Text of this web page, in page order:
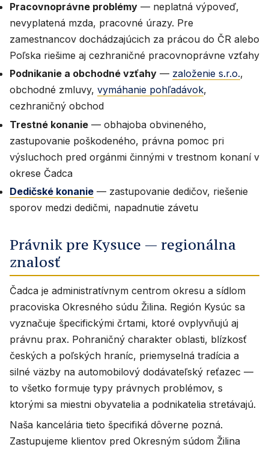
Pracovnoprávne problémy — neplatná výpoveď,
nevyplatená mzda, pracovné úrazy. Pre
zamestnancov dochádzajúcich za prácou do ČR alebo
Poľska riešime aj cezhraničné pracovnoprávne vzťahy
Podnikanie a obchodné vzťahy — založenie s.r.o.,
obchodné zmluvy, vymáhanie pohľadávok,
cezhraničný obchod
Trestné konanie — obhajoba obvineného,
zastupovanie poškodeného, právna pomoc pri
výsluchoch pred orgánmi činnými v trestnom konaní v
okrese Čadca
Dedičské konanie — zastupovanie dedičov, riešenie
sporov medzi dedičmi, napadnutie závetu
Právnik pre Kysuce — regionálna
znalosť
Čadca je administratívnym centrom okresu a sídlom
pracoviska Okresného súdu Žilina. Región Kysúc sa
vyznačuje špecifickými črtami, ktoré ovplyvňujú aj
právnu prax. Pohraničný charakter oblasti, blízkosť
českých a poľských hraníc, priemyselná tradícia a
silné väzby na automobilový dodávateľský reťazec —
to všetko formuje typy právnych problémov, s
ktorými sa miestni obyvatelia a podnikatelia stretávajú.
Naša kancelária tieto špecifiká dôverne pozná.
Zastupujeme klientov pred Okresným súdom Žilina